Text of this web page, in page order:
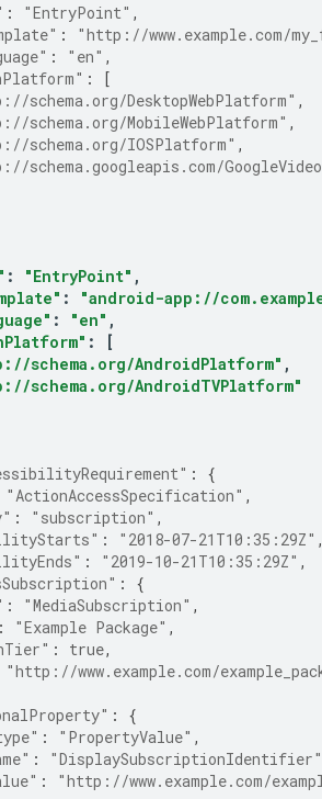
: "EntryPoint" ,
: "http://www.example.com/
: "en" ,
:
[
schema.org/DesktopWebPlatform" ,
schema.org/MobileWebPlatform" ,
schema.org/IOSPlatform" ,
schema.googleapis.com/
: "EntryPoint" ,
: "android-app://
: "en" ,
:
[
schema.org/AndroidPlatform" ,
schema.org/AndroidTVPlatform"
:
{
"ActionAccessSpecification" ,
: "subscription" ,
: "2018-07-21T10:35:29Z" ,
: "2019-10-21T10:35:29Z" ,
:
{
: "MediaSubscription" ,
: "Example Package" ,
: true,
"http://www.example.com/
:
{
: "PropertyValue" ,
: "DisplaySubscriptionIdentifier"
:
"http://www.example.com/